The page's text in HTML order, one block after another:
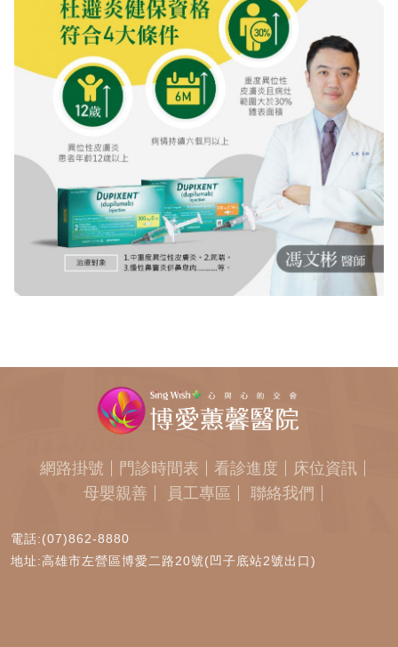
網路掛號 門診時間表 看診進度
床位資訊
母嬰親善
員工專區 聯絡我們
電話:(07)862-8880
地址:高雄市左營區博愛二路20號(凹子底站2號出口)